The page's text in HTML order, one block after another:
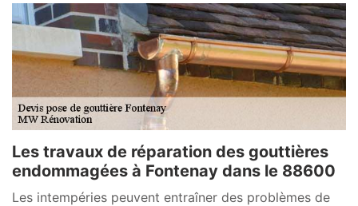
Les travaux de réparation des gouttières
endommagées à Fontenay dans le 88600
Les intempéries peuvent entraîner des problèmes de